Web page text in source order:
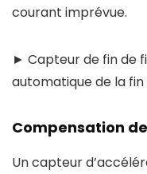
courant imprévue.
► Capteur de fin de
automatique de la
Compensation
Un capteur